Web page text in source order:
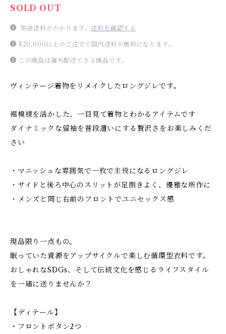
SOLD OUT
別途送料がかかります。送料を確認する
¥20,000以上のご注文で国内送料が無料になります。
この商品は海外配送できる商品です。
ヴィンテージ着物をリメイクしたロングジレです。
裾模様を活かした、一目見て着物とわかるアイテムです
ダイナミックな留袖を普段遣いにする贅沢さをお楽しみくだ
さい
・マニッシュな雰囲気で一枚で主役になるロングジレ
・サイドと後ろ中心のスリットが足捌きよく、優雅な所作に
・メンズと同じ右前のフロントでユニセックス感
現品限り一点もの。
眠っていた資源をアップサイクルで楽しむ循環型衣料です。
おしゃれなSDGs、そして伝統文化を感じるライフスタイル
を一緒に送りませんか？
【ディテール】
・フロントボタン2つ